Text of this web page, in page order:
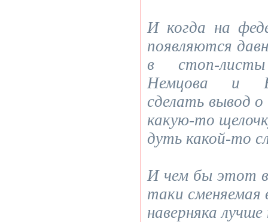
И когда на
появляются
в стоп-
Немцова и
сделать вывод
какую-то
дуть какой-то
И чем бы этот
таки сменяемая
наверняка